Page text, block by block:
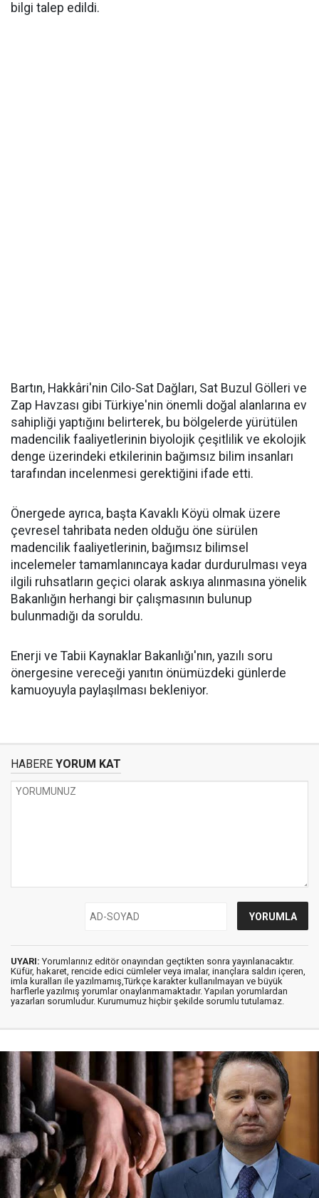
bilgi talep edildi.
Bartın, Hakkâri'nin Cilo-Sat Dağları, Sat Buzul Gölleri ve
Zap Havzası gibi Türkiye'nin önemli doğal alanlarına ev
sahipliği yaptığını belirterek, bu bölgelerde yürütülen
madencilik faaliyetlerinin biyolojik çeşitlilik ve ekolojik
denge üzerindeki etkilerinin bağımsız bilim insanları
tarafından incelenmesi gerektiğini ifade etti.
Önergede ayrıca, başta Kavaklı Köyü olmak üzere
çevresel tahribata neden olduğu öne sürülen
madencilik faaliyetlerinin, bağımsız bilimsel
incelemeler tamamlanıncaya kadar durdurulması veya
ilgili ruhsatların geçici olarak askıya alınmasına yönelik
Bakanlığın herhangi bir çalışmasının bulunup
bulunmadığı da soruldu.
Enerji ve Tabii Kaynaklar Bakanlığı'nın, yazılı soru
önergesine vereceği yanıtın önümüzdeki günlerde
kamuoyuyla paylaşılması bekleniyor.
HABERE YORUM KAT
UYARI: Yorumlarınız editör onayından geçtikten sonra yayınlanacaktır.
Küfür, hakaret, rencide edici cümleler veya imalar, inançlara saldırı içeren,
imla kuralları ile yazılmamış,Türkçe karakter kullanılmayan ve büyük
harflerle yazılmış yorumlar onaylanmamaktadır. Yapılan yorumlardan
yazarları sorumludur. Kurumumuz hiçbir şekilde sorumlu tutulamaz.